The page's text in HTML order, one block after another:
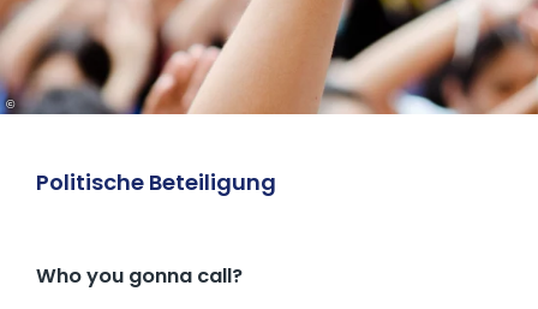
©
Politische Beteiligung
Who you gonna call?